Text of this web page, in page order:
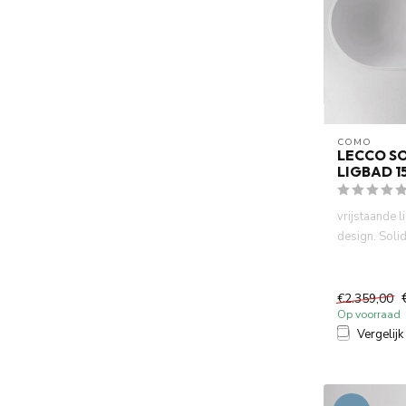
COMO
LECCO
LIGBAD
vrijstaande
design.
€2.359,00
Op voorraad
Vergelijk